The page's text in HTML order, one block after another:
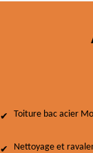
Toiture bac acier
Nettoyage et